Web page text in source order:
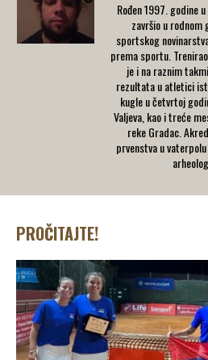
Rođen 1997. godine
završio u
sportskog
prema sportu.
je i na raznim
rezultata u atletici
kugle u četvrtoj
Valjeva, kao i treće
reke Gradac.
prvenstva u
PROČITAJTE!